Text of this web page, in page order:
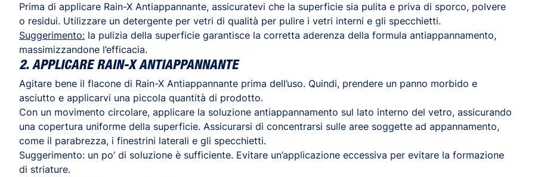
Prima di applicare Rain-X Antiappannante, assicuratevi che la superficie sia pulita e priva di sporco, polvere
o residui. Utilizzare un detergente per vetri di qualità per pulire i vetri interni e gli specchietti.
Suggerimento: la pulizia della superficie garantisce la corretta aderenza della formula antiappannamento,
massimizzandone l’efficacia.
2. APPLICARE RAIN-X ANTIAPPANNANTE
Agitare bene il flacone di Rain-X Antiappannante prima dell’uso. Quindi, prendere un panno morbido e
asciutto e applicarvi una piccola quantità di prodotto.
Con un movimento circolare, applicare la soluzione antiappannamento sul lato interno del vetro, assicurando
una copertura uniforme della superficie. Assicurarsi di concentrarsi sulle aree soggette ad appannamento,
come il parabrezza, i finestrini laterali e gli specchietti.
Suggerimento: un po’ di soluzione è sufficiente. Evitare un’applicazione eccessiva per evitare la formazione
di striature.